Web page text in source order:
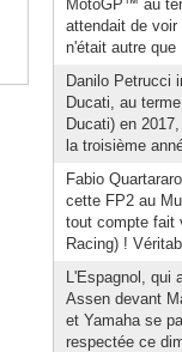
MotoGP™ au
attendait de voir
n'était autre
Danilo Petrucci
Ducati, au
Ducati) en
la troisième
Fabio
cette FP2 au
tout compte fait
Racing) !
L'Espagnol, qui
Assen devant
et Yamaha se
respectée ce